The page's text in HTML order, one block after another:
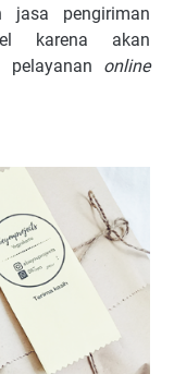
jasa pengiriman
karena akan
pelayanan online